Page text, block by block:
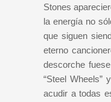
Stones
la energía no
que siguen
eterno
descorche
“Steel Wheels”
acudir a todas